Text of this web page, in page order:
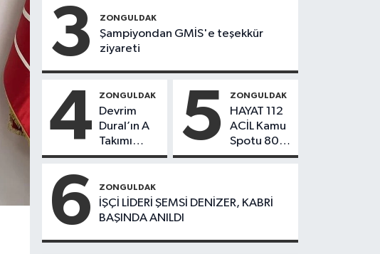
Başkanlar
Göreve
Başladı
3 ZONGULDAK
Şampiyondan GMİS'e teşekkür
ziyareti
4 ZONGULDAK
Devrim
Dural’ın A
Takımı
Göreve
Yönetimde
Kimler Var?
5 ZONGULDAK
HAYAT 112
ACİL Kamu
Spotu 800
bin
6 ZONGULDAK
İŞÇİ LİDERİ ŞEMSİ DENİZER, KABRİ
BAŞINDA ANILDI